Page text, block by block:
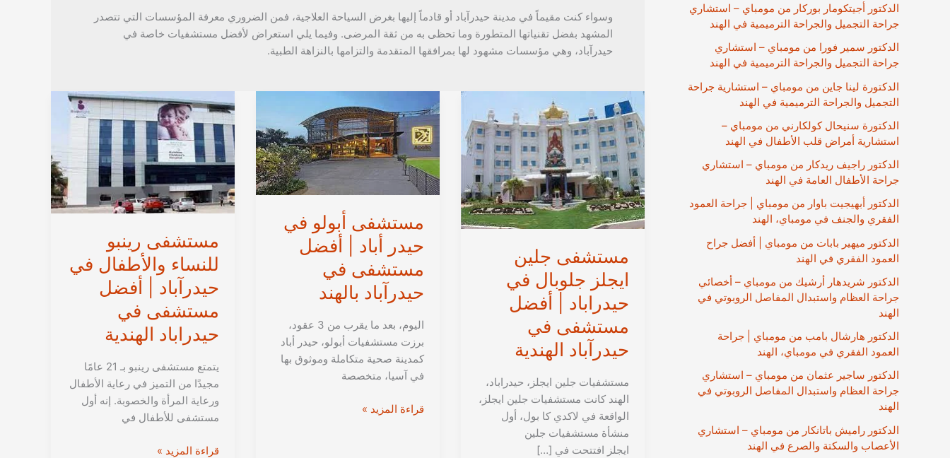
الدكتور أجيتكومار بوركار من مومباي – استشاري
جراحة التجميل والجراحة الترميمية في الهند
الدكتور سمير فورا من مومباي – استشاري
جراحة التجميل والجراحة الترميمية في الهند
الدكتورة لينا جاين من مومباي – استشارية جراحة
التجميل والجراحة الترميمية في الهند
الدكتورة سنيحال كولكارني من مومباي –
استشارية أمراض قلب الأطفال في الهند
الدكتور راجيف ريدكار من مومباي – استشاري
جراحة الأطفال العامة في الهند
الدكتور أبهيجيت باوار من مومباي | جراحة العمود
الفقري والجنف في مومباي، الهند
الدكتور ميهير بابات من مومباي | أفضل جراح
العمود الفقري في الهند
الدكتور شريدهار أرشيك من مومباي – أخصائي
جراحة العظام واستبدال المفاصل الروبوتي في
الهند
الدكتور هارشال بامب من مومباي | جراحة
العمود الفقري في مومباي، الهند
الدكتور ساجير عثمان من مومباي – استشاري
جراحة العظام واستبدال المفاصل الروبوتي في
الهند
الدكتور راميش باتانكار من مومباي – استشاري
الأعصاب والسكتة والصرع في الهند
وسواء كنت مقيماً في مدينة حيدرآباد أو قادماً إليها بغرض السياحة العلاجية، فمن الضروري معرفة المؤسسات التي تتصدر
المشهد بفضل تقنياتها المتطورة وما تحظى به من ثقة المرضى. وفيما يلي استعراض لأفضل مستشفيات خاصة في
حيدرآباد، وهي مؤسسات مشهود لها بمرافقها المتقدمة والتزامها بالنزاهة الطبية.
مستشفى جلين
ايجلز جلوبال في
حيدراباد | أفضل
مستشفى في
حيدرآباد الهندية
مستشفيات جلين ايجلز، حيدراباد،
الهند كانت مستشفيات جلين ايجلز،
الواقعة في لاكدي كا بول، أول
منشأة مستشفيات جلين
ايجلز افتتحت في […]
مستشفى أبولو في
حيدر أباد | أفضل
مستشفى في
حيدرآباد بالهند
اليوم، بعد ما يقرب من 3 عقود،
برزت مستشفيات أبولو، حيدر أباد
كمدينة صحية متكاملة وموثوق بها
في آسيا، متخصصة
مستشفى
قراءة المزيد »
مستشفى رينبو
للنساء والأطفال في
حيدرآباد | أفضل
مستشفى في
حيدراباد الهندية
يتمتع مستشفى رينبو بـ 21 عامًا
مجيدًا من التميز في رعاية الأطفال
ورعاية المرأة والخصوبة. إنه أول
مستشفى للأطفال في
مستشفى
قراءة المزيد »